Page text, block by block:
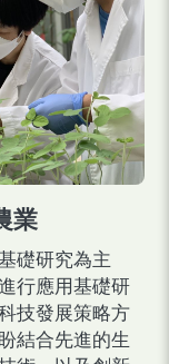
業
礎研究為主
行應用基礎研
技發展策略方
結合先進的生